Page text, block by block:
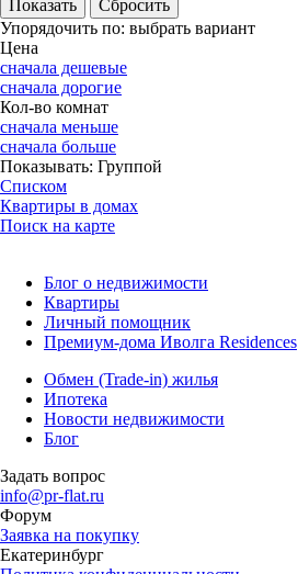
Упорядочить по: выбрать вариант
Цена
сначала дешевые
сначала дорогие
Кол-во комнат
сначала меньше
сначала больше
Показывать: Группой
Списком
Квартиры в домах
Поиск на карте
Блог о недвижимости
Квартиры
Личный помощник
Премиум-дома Иволга Residences
Обмен (Trade-in) жилья
Ипотека
Новости недвижимости
Блог
Задать вопрос
info@pr-flat.ru
Форум
Заявка на покупку
Екатеринбург